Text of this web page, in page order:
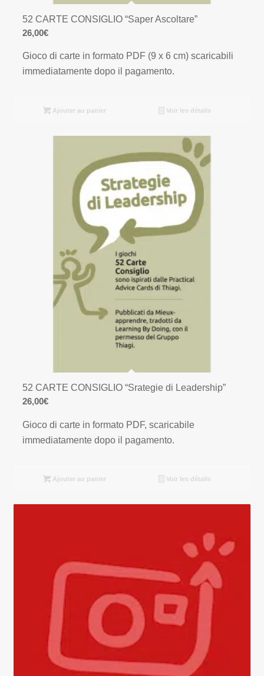
52 CARTE CONSIGLIO “Saper Ascoltare”
26,00€
Gioco di carte in formato PDF (9 x 6 cm) scaricabili
immediatamente dopo il pagamento.
Ajouter au panier Voir les détails
52 CARTE CONSIGLIO “Srategie di Leadership”
26,00€
Gioco di carte in formato PDF, scaricabile
immediatamente dopo il pagamento.
Ajouter au panier Voir les détails